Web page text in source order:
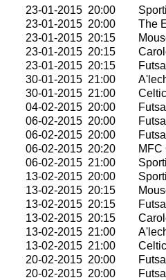
23-01-2015 20:00
23-01-2015 20:00
The
23-01-2015 20:15
23-01-2015 20:15
23-01-2015 20:15
30-01-2015 21:00
30-01-2015 21:00
04-02-2015 20:00
06-02-2015 20:00
06-02-2015 20:00
06-02-2015 20:20
MFC
06-02-2015 21:00
13-02-2015 20:00
13-02-2015 20:15
13-02-2015 20:15
13-02-2015 20:15
13-02-2015 21:00
13-02-2015 21:00
20-02-2015 20:00
20-02-2015 20:00